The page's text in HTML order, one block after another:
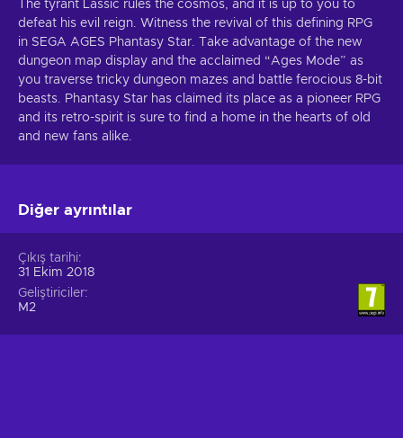
The tyrant Lassic rules the cosmos, and it is up to you to
defeat his evil reign. Witness the revival of this defining RPG
in SEGA AGES Phantasy Star. Take advantage of the new
dungeon map display and the acclaimed “Ages Mode” as
you traverse tricky dungeon mazes and battle ferocious 8-bit
beasts. Phantasy Star has claimed its place as a pioneer RPG
and its retro-spirit is sure to find a home in the hearts of old
and new fans alike.
Diğer ayrıntılar
Çıkış tarihi
31 Ekim 2018
Geliştiriciler
M2